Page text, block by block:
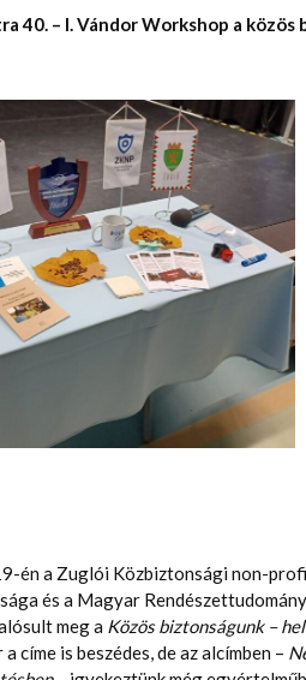
40. – I. Vándor Workshop a
én a Zuglói Közbiztonsági non-
és a Magyar
meg a Közös biztonságunk –
címe is beszédes, de az alcímben –